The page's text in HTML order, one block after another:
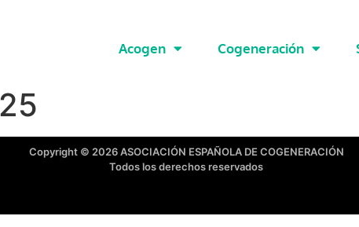
Acogen Cogeneración
Copyright © 2026 ASOCIACIÓN ESPAÑOLA DE COGENERACIÓN
Todos los derechos reservados